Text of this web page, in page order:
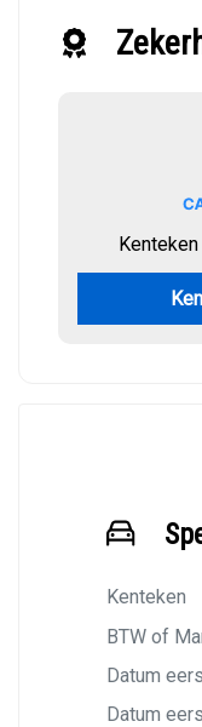
Kenteken
BTW of
Datum
Datum